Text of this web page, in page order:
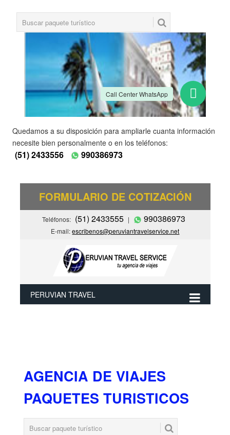
Quedamos a su disposición para ampliarle cuanta información
necesite bien personalmente o en los teléfonos:
(51) 2433556 990386973
FORMULARIO DE COTIZACIÓN
Teléfonos: (51) 2433555 | 990386973
E-mail:escribenos@peruviantravelservice.net